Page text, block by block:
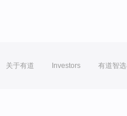
关于有道 Investors 有道智选